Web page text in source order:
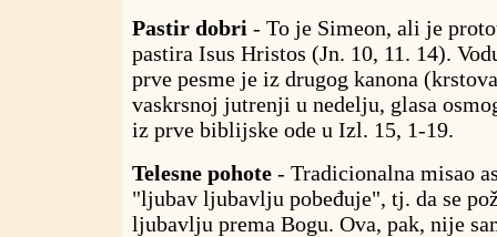
Pastir dobri - To je Simeon, ali je
pastira Isus Hristos (Jn. 10, 11. 14).
prve pesme je iz drugog kanona
vaskrsnoj jutrenji u nedelju, glasa
iz prve biblijske ode u Izl. 15, 1-19.
Telesne pohote - Tradicionalna misao
"ljubav ljubavlju pobeđuje", tj. da se
ljubavlju prema Bogu. Ova, pak, nije